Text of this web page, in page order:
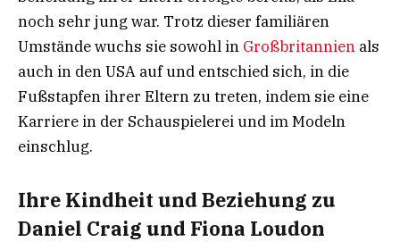
noch sehr jung war. Trotz dieser familiären
Umstände wuchs sie sowohl in Großbritannien als
auch in den USA auf und entschied sich, in die
Fußstapfen ihrer Eltern zu treten, indem sie eine
Karriere in der Schauspielerei und im Modeln
einschlug.
Ihre Kindheit und Beziehung zu
Daniel Craig und Fiona Loudon